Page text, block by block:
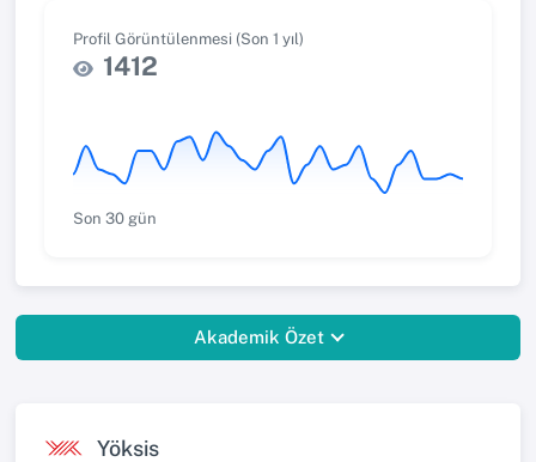
Profil Görüntülenmesi (Son 1 yıl)
1412
Son 30 gün
Akademik Özet
Yöksis